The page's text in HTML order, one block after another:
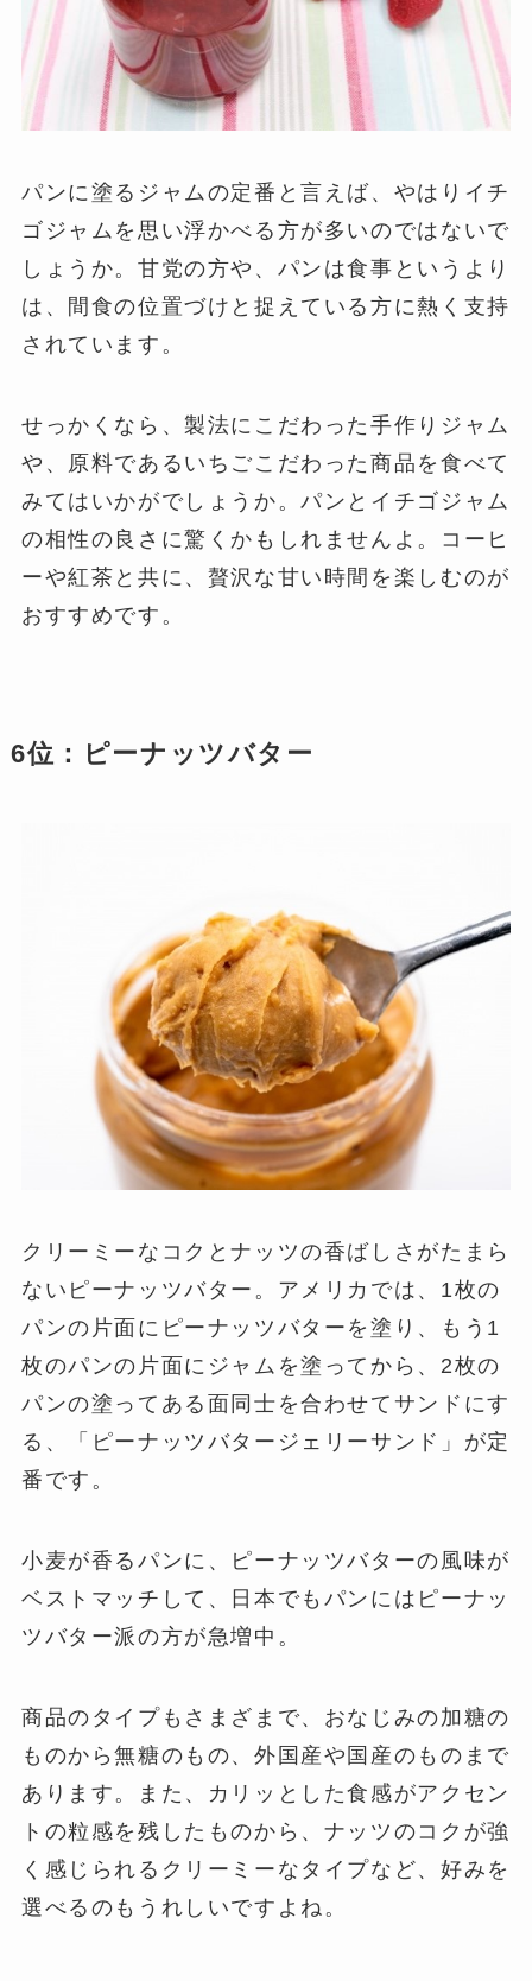
パンに塗るジャムの定番と言えば、やはりイチ
ゴジャムを思い浮かべる方が多いのではないで
しょうか。甘党の方や、パンは食事というより
は、間食の位置づけと捉えている方に熱く支持
されています。
せっかくなら、製法にこだわった手作りジャム
や、原料であるいちごこだわった商品を食べて
みてはいかがでしょうか。パンとイチゴジャム
の相性の良さに驚くかもしれませんよ。コーヒ
ーや紅茶と共に、贅沢な甘い時間を楽しむのが
おすすめです。
6位：ピーナッツバター
クリーミーなコクとナッツの香ばしさがたまら
ないピーナッツバター。アメリカでは、1枚の
パンの片面にピーナッツバターを塗り、もう1
枚のパンの片面にジャムを塗ってから、2枚の
パンの塗ってある面同士を合わせてサンドにす
る、「ピーナッツバタージェリーサンド」が定
番です。
小麦が香るパンに、ピーナッツバターの風味が
ベストマッチして、日本でもパンにはピーナッ
ツバター派の方が急増中。
商品のタイプもさまざまで、おなじみの加糖の
ものから無糖のもの、外国産や国産のものまで
あります。また、カリッとした食感がアクセン
トの粒感を残したものから、ナッツのコクが強
く感じられるクリーミーなタイプなど、好みを
選べるのもうれしいですよね。